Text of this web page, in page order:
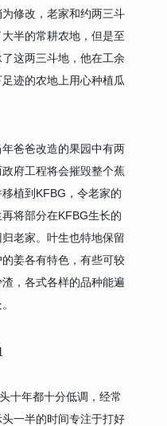
修改，老家和约两三斗
半的常耕农地，但是至
这两三斗地，他在工余
迹的农地上用心种植瓜
爸爸改造的果园中有两
府工程将会摧毁整个蕉
植到KFBG，令老家的
将部分在KFBG生长的
老家。叶生也特地保留
姜各有特色，有些可较
，各式各样的品种能遍
十年都十分低调，经常
一半的时间专注于打好